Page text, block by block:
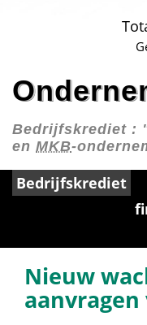
Bedrijfskrediet :
en MKB-
Bedrijfskrediet
Nieuw